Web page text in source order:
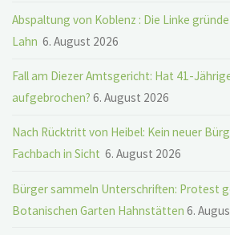
Abspaltung von Koblenz : Die Linke
Lahn 6. August 2026
Fall am Diezer Amtsgericht: Hat 41-
aufgebrochen? 6. August 2026
Nach Rücktritt von Heibel: Kein neuer
Fachbach in Sicht 6. August 2026
Bürger sammeln Unterschriften: Protest
Botanischen Garten Hahnstätten 6.